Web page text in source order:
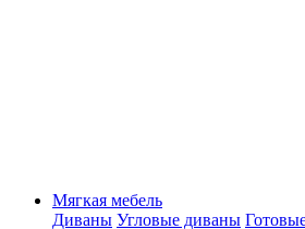
Мягкая мебель
Диваны Угловые диваны